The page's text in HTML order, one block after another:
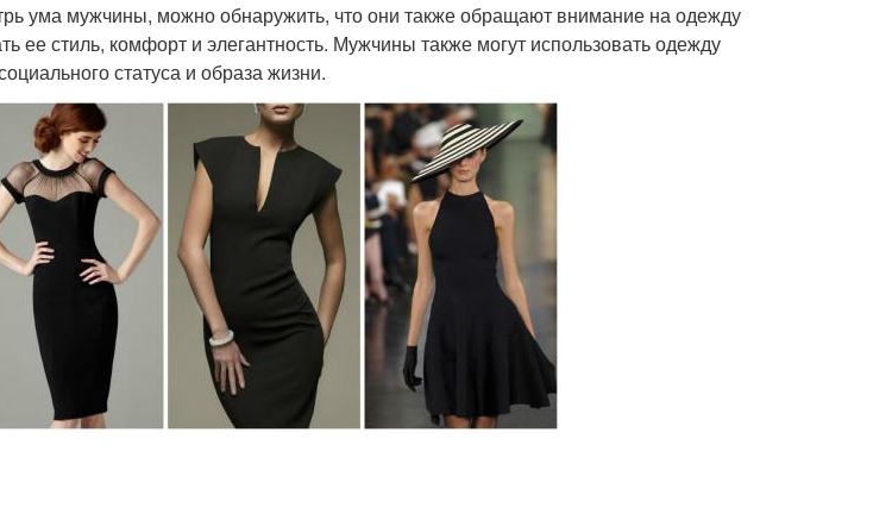
ума мужчины, можно обнаружить, что они также обращают внимание на одежду
ее стиль, комфорт и элегантность. Мужчины также могут использовать одежду
статуса и образа жизни.